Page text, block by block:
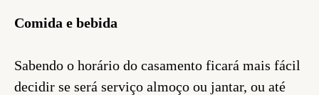
Comida e bebida
Sabendo o horário do casamento ficará mais fácil
decidir se será serviço almoço ou jantar, ou até